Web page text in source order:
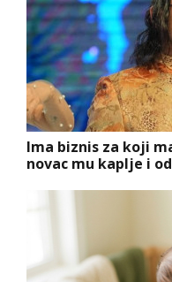
Ima biznis za koji
novac mu kaplje i